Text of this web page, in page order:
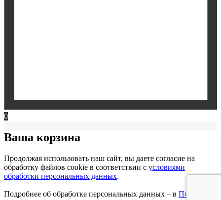
0
Ваша корзина
Продолжая использовать наш сайт, вы даете согласие на
обработку файлов cookie в соответствии с условиями
обработки персональных данных.
Подробнее об обработке персональных данных – в Политике